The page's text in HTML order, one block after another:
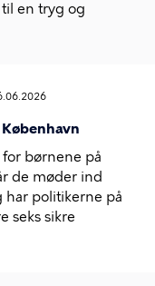
en tryg og
børnene på
de møder ind
har politikerne på
seks sikre